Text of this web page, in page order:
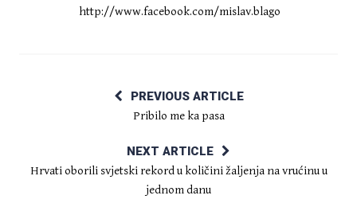
http://www.facebook.com/mislav.blago
PREVIOUS ARTICLE
Pribilo me ka pasa
NEXT ARTICLE
Hrvati oborili svjetski rekord u količini žaljenja na vrućinu u
jednom danu